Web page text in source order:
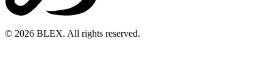
© 2026 BLEX. All rights reserved.